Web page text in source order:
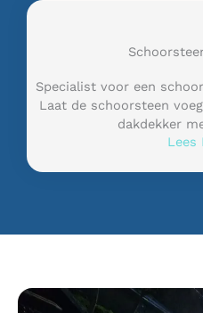
Specialist voor een
Laat de schoorsteen
dakdekker
Lees